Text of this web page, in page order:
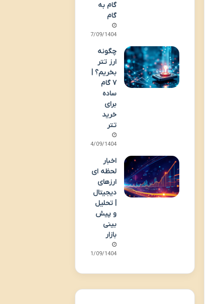
گام به
گام
07/09/1404
چگونه
ارز تتر
بخریم؟ |
۷ گام
ساده
برای
خرید
تتر
04/09/1404
اخبار
لحظه ای
ارزهای
دیجیتال
| تحلیل
و پیش
بینی
بازار
01/09/1404